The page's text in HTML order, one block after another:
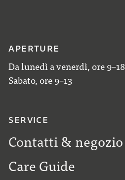
APERTURE
Da lunedì a venerdì, ore 9–18
Sabato, ore 9–13
SERVICE
Contatti & negozio
Care Guide